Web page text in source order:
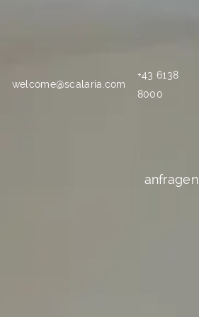
welcome@scalaria.com
+43 6138
8000
anfragen